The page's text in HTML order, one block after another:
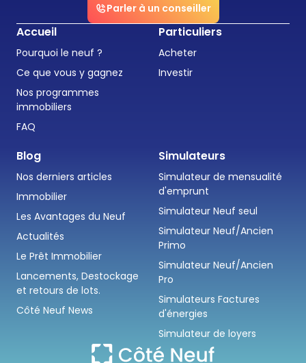
Parler à un conseiller
Accueil
Pourquoi le neuf ?
Ce que vous y gagnez
Nos programmes
immobiliers
FAQ
Particuliers
Acheter
Investir
Blog
Nos derniers articles
Immobilier
Les Avantages du Neuf
Actualités
Le Prêt Immobilier
Lancements, Destockage
et retours de lots.
Côté Neuf News
Simulateurs
Simulateur de mensualité
d'emprunt
Simulateur Neuf seul
Simulateur Neuf/Ancien
Primo
Simulateur Neuf/Ancien
Pro
Simulateurs Factures
d'énergies
Simulateur de loyers